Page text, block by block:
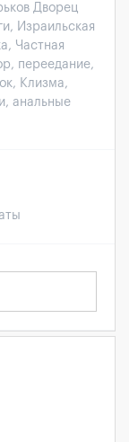
Дворец
Израильская
Частная
переедание,
Клизма,
анальные